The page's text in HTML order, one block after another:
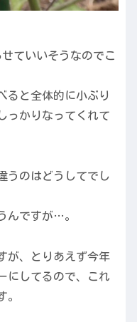
ていいそうなのでこ
ると全体的に小ぶり
っかりなってくれて
うのはどうしてでし
んですが…。
が、とりあえず今年
にしてるので、これ
。